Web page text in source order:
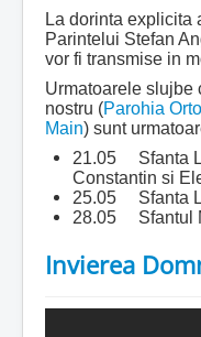
La dorinta explicita
Parintelui Stefan
vor fi transmise in
Urmatoarele slujbe
nostru (Parohia
Main) sunt
21.05 Sfanta
Constantin si
25.05 Sfanta
28.05 Sfantul
Invierea